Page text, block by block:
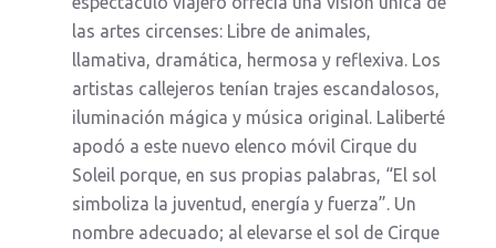
las artes circenses: Libre de animales,
llamativa, dramática, hermosa y reflexiva. Los
artistas callejeros tenían trajes escandalosos,
iluminación mágica y música original. Laliberté
apodó a este nuevo elenco móvil Cirque du
Soleil porque, en sus propias palabras, “El sol
simboliza la juventud, energía y fuerza”. Un
nombre adecuado; al elevarse el sol de Cirque